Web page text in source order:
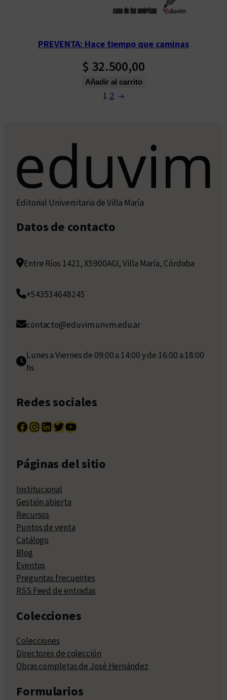
PREVENTA: Hace tiempo que caminas
$ 32.500,00
Añadir al carrito
1 2 →
Editorial Universitaria de Villa María
Datos de contacto
Entre Ríos 1421, X5900AGI, Villa María, Córdoba
+543534648245
contacto@eduvim.unvm.edu.ar
Lunes a Viernes de 09:00 a 14:00 y de 16:00 a 18:00
hs
Redes sociales
Facebook InstagramLinkedIn Twitter YouTube
Páginas del sitio
Institucional
Gestión abierta
Recursos
Puntos de venta
Catálogo
Blog
Eventos
Preguntas frecuentes
RSS Feed de entradas
Colecciones
Colecciones
Directores de colección
Obras completas de José Hernández
Formularios